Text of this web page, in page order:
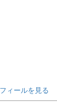
ィールを見る